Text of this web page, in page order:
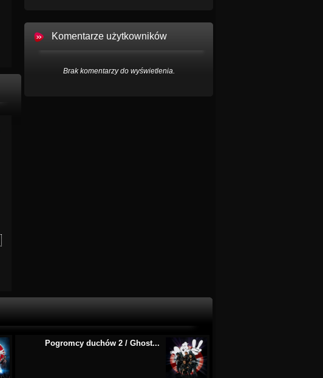
Komentarze użytkowników
Brak komentarzy do wyświetlenia.
Pogromcy duchów 2 / Ghost...